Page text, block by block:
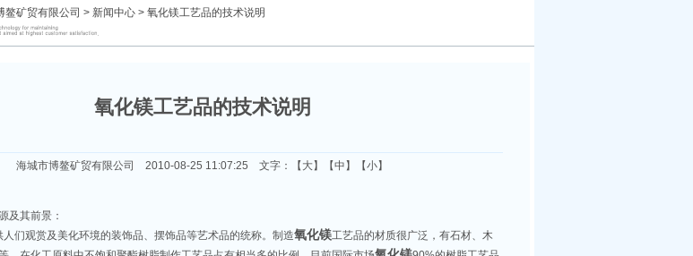
鳌矿贸有限公司 > 新闻中心 > 氧化镁工艺品的技术说明
氧化镁工艺品的技术说明
海城市博鳌矿贸有限公司 2010-08-25 11:07:25 文字：【 大】【中 】【小】
及其前景：
人们观赏及美化环境的装饰品、摆饰品等艺术品的统称。制造氧化镁工艺品的材质很广泛，有石材、木